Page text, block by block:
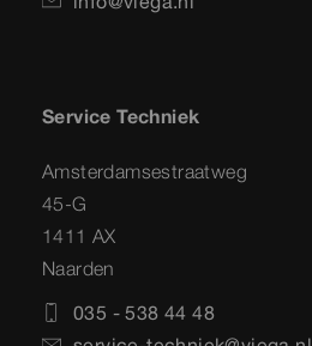
Service Techniek
Amsterdamsestraatweg
45-G
1411 AX
Naarden
035 - 538 44 48